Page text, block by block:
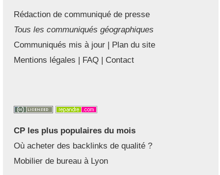
Rédaction de communiqué de presse
Tous les communiqués géographiques
Communiqués mis à jour | Plan du site
Mentions légales | FAQ | Contact
CP les plus populaires du mois
Où acheter des backlinks de qualité ?
Mobilier de bureau à Lyon